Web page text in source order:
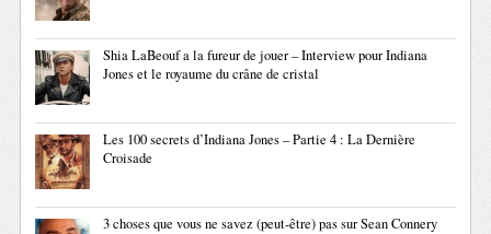
Shia LaBeouf a la fureur de jouer – Interview pour Indiana
Jones et le royaume du crâne de cristal
Les 100 secrets d’Indiana Jones – Partie 4 : La Dernière
Croisade
3 choses que vous ne savez (peut-être) pas sur Sean Connery